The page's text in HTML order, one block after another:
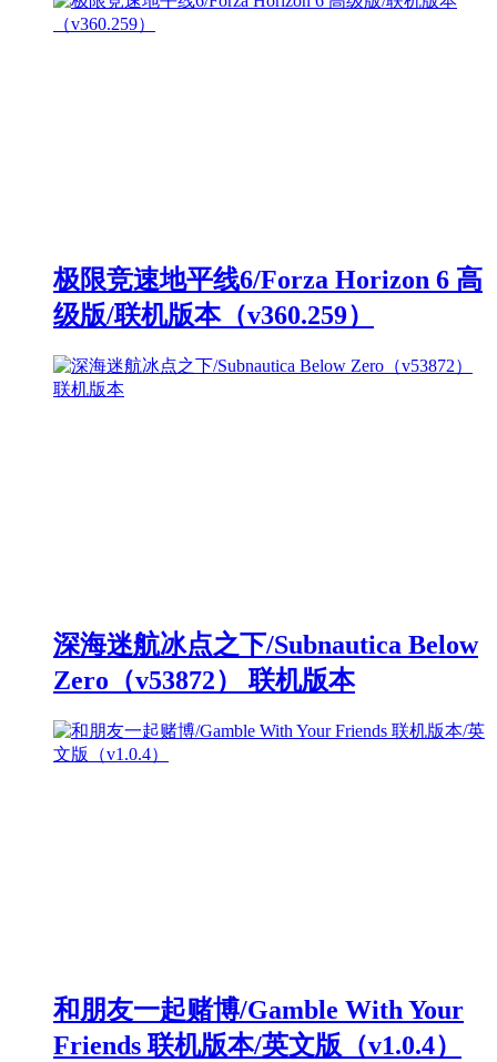
极限竞速地平线6/Forza Horizon 6 高
级版/联机版本（v360.259）
深海迷航冰点之下/Subnautica Below
Zero（v53872） 联机版本
和朋友一起赌博/Gamble With Your
Friends 联机版本/英文版（v1.0.4）